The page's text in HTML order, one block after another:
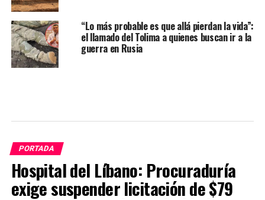
“Lo más probable es que allá pierdan la vida”:
el llamado del Tolima a quienes buscan ir a la
guerra en Rusia
PORTADA
Hospital del Líbano: Procuraduría
exige suspender licitación de $79